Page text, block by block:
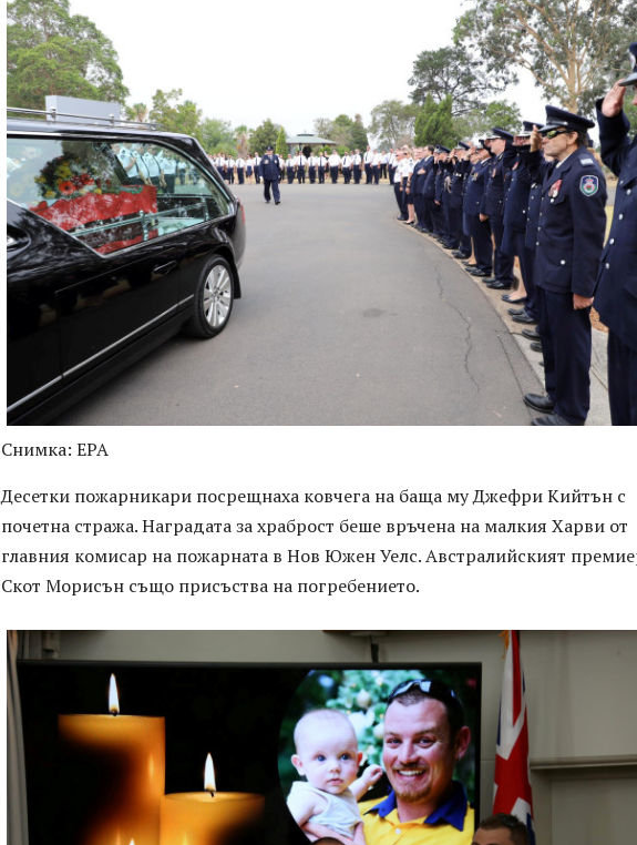
Снимка: EPA
Десетки пожарникари посрещнаха ковчега на баща му Джефри Кийтън с
почетна стража. Наградата за храброст беше връчена на малкия Харви от
главния комисар на пожарната в Нов Южен Уелс. Австралийският
Скот Морисън също присъства на погребението.